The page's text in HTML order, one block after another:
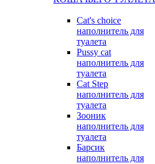
Cat's choice
наполнитель для
туалета
Pussy cat
наполнитель для
туалета
Cat Step
наполнитель для
туалета
Зооник
наполнитель для
туалета
Барсик
наполнитель для